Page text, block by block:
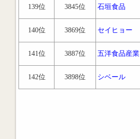
139位 3845位 石垣食品
140位 3869位 セイヒョー
141位 3887位 五洋食品産業
142位 3898位 シベール